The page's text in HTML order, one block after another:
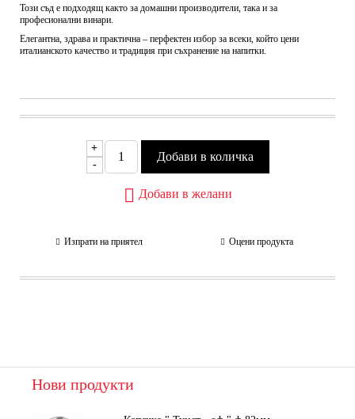
Този съд е подходящ както за домашни производители, така и за
професионални винари.
Елегантна, здрава и практична – перфектен избор за всеки, който цени
италианското качество и традиция при съхранение на напитки.
+
-
Добави в желани
Изпрати на приятел Оцени продукта
Нови продукти